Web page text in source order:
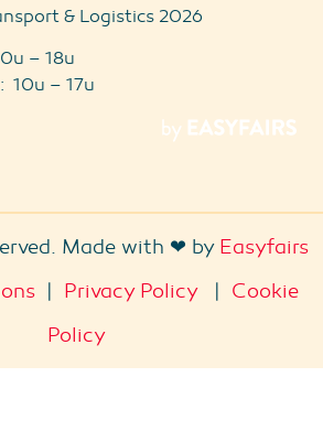
& Logistics 2026
– 18u
10u – 17u
Made with ❤ by Easyfairs
| Privacy Policy| Cookie
Policy